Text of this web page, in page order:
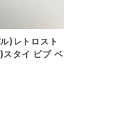
)レトロスト
タイ ビブ ベ